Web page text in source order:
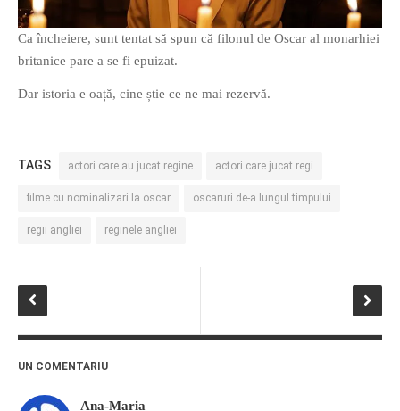
Ca încheiere, sunt tentat să spun că filonul de Oscar al monarhiei
britanice pare a se fi epuizat.
Dar istoria e oață, cine știe ce ne mai rezervă.
TAGS actori care au jucat regine actori care jucat regi
filme cu nominalizari la oscar oscaruri de-a lungul timpului
regii angliei reginele angliei
UN COMENTARIU
Ana-Maria